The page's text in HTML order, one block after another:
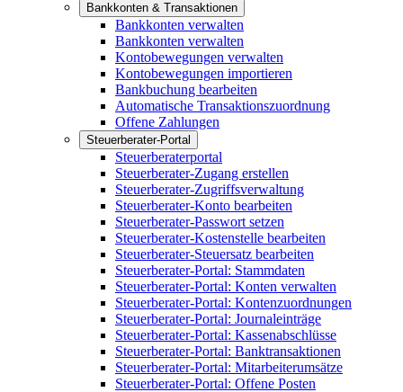
Bankkonten & Transaktionen
Bankkonten verwalten
Bankkonten verwalten
Kontobewegungen verwalten
Kontobewegungen importieren
Bankbuchung bearbeiten
Automatische Transaktionszuordnung
Offene Zahlungen
Steuerberater-Portal
Steuerberaterportal
Steuerberater-Zugang erstellen
Steuerberater-Zugriffsverwaltung
Steuerberater-Konto bearbeiten
Steuerberater-Passwort setzen
Steuerberater-Kostenstelle bearbeiten
Steuerberater-Steuersatz bearbeiten
Steuerberater-Portal: Stammdaten
Steuerberater-Portal: Konten verwalten
Steuerberater-Portal: Kontenzuordnungen
Steuerberater-Portal: Journaleinträge
Steuerberater-Portal: Kassenabschlüsse
Steuerberater-Portal: Banktransaktionen
Steuerberater-Portal: Mitarbeiterumsätze
Steuerberater-Portal: Offene Posten